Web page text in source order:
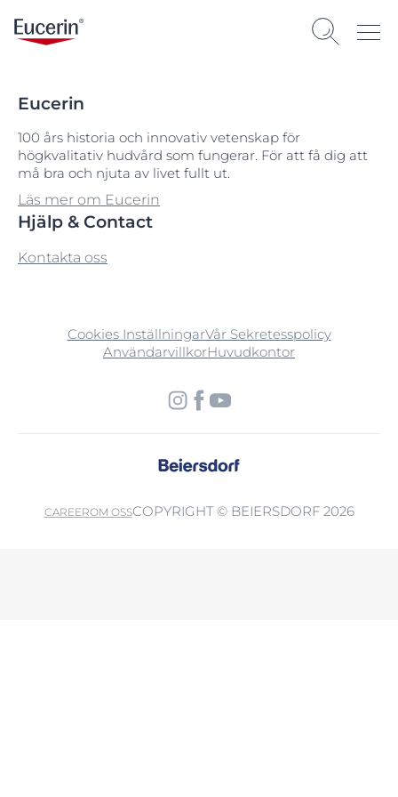
Eucerin
100 års historia och innovativ vetenskap för
högkvalitativ hudvård som fungerar. För att få dig att
må bra och njuta av livet fullt ut.
Läs mer om Eucerin
Hjälp & Contact
Kontakta oss
Cookies InställningarVår Sekretesspolicy
AnvändarvillkorHuvudkontor
CAREEROM OSSCOPYRIGHT © BEIERSDORF 2026